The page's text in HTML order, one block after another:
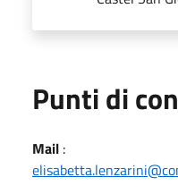
Punti di
Mail :